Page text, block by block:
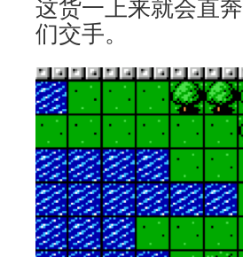
这货一上来就会直
们交手。